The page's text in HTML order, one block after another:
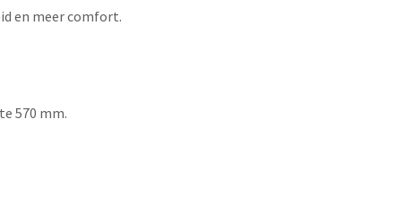
en meer comfort.
570 mm.